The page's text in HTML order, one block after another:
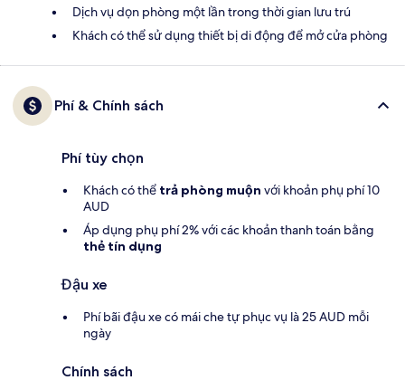
Dịch vụ dọn phòng một lần trong thời gian lưu trú
Khách có thể sử dụng thiết bị di động để mở cửa phòng
Phí & Chính sách
Phí tùy chọn
Khách có thể trả phòng muộn với khoản phụ phí 10
AUD
Áp dụng phụ phí 2% với các khoản thanh toán bằng
thẻ tín dụng
Đậu xe
Phí bãi đậu xe có mái che tự phục vụ là 25 AUD mỗi
ngày
Chính sách